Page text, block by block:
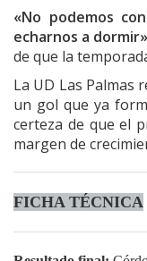
«No podemos
echarnos a dormir»
de que la
La UD Las Palmas
un gol que ya
certeza de que el
margen de
FICHA TÉCNICA